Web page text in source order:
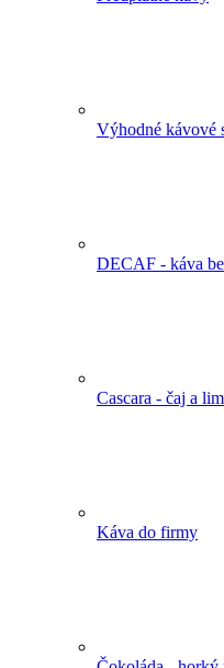
Výhodné kávové
DECAF - káva
Cascara - čaj a
Káva do firmy